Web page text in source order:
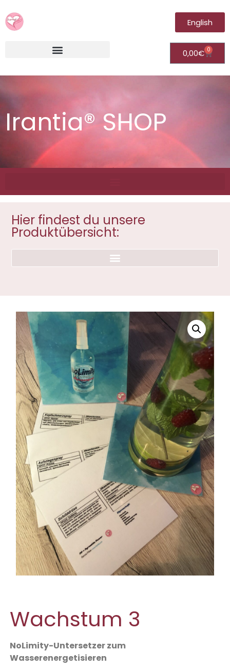
English
0,00€ 0
Irantia® SHOP
Hier findest du unsere
Produktübersicht:
Wachstum 3
NoLimity-Untersetzer zum
Wasserenergetisieren